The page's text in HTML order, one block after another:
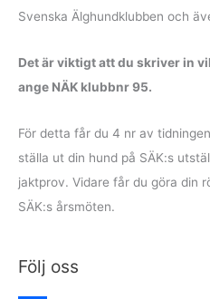
Svenska Älghundklubben och
Det är viktigt att du skriver in
ange NÄK klubbnr 95.
För detta får du 4 nr av
ställa ut din hund på SÄK:s
jaktprov. Vidare får du göra din
SÄK:s årsmöten.
Följ oss